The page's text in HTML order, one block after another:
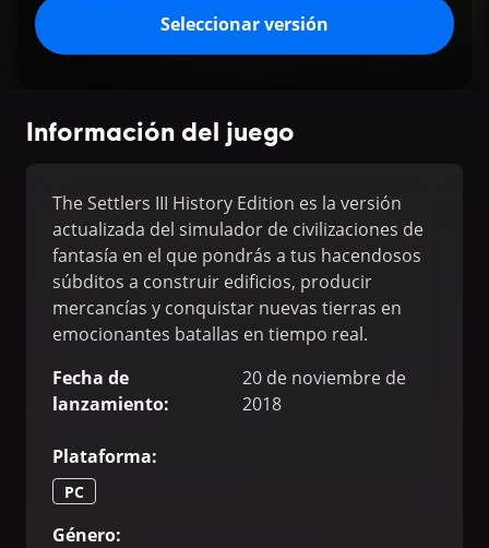
Seleccionar versión
Información del juego
The Settlers III History Edition es la versión
actualizada del simulador de civilizaciones de
fantasía en el que pondrás a tus hacendosos
súbditos a construir edificios, producir
mercancías y conquistar nuevas tierras en
emocionantes batallas en tiempo real.
Fecha de
lanzamiento:
20 de noviembre de
2018
Plataforma:
PC
Género: